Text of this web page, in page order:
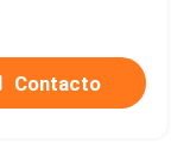
Contacto